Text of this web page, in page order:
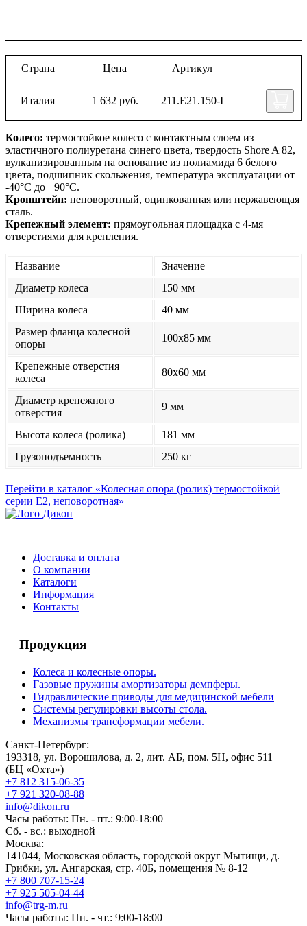
Колесо: термостойкое колесо с контактным слоем из
эластичного полиуретана синего цвета, твердость Shore A 82,
вулканизированным на основание из полиамида 6 белого
цвета, подшипник скольжения, температура эксплуатации от
-40°С до +90°С.
Кронштейн: неповоротный, оцинкованная или нержавеющая
сталь.
Крепежный элемент: прямоугольная площадка с 4-мя
отверстиями для крепления.
Название
Значение
Диаметр колеса
150 мм
Ширина колеса
40 мм
Размер фланца колесной
опоры
100x85 мм
Крепежные отверстия
колеса
80x60 мм
Диаметр крепежного
отверстия
9 мм
Высота колеса (ролика)
181 мм
Грузоподъемность
250 кг
Страна Цена Артикул
Италия 1 632 руб. 211.E21.150-I
Перейти в каталог «Колесная опора (ролик) термостойкой
серии E2, неповоротная»
Доставка и оплата
О компании
Каталоги
Информация
Контакты
Продукция
Колеса и колесные опоры.
Газовые пружины амортизаторы демпферы.
Гидравлические приводы для медицинской мебели
Системы регулировки высоты стола.
Механизмы трансформации мебели.
Санкт-Петербург:
193318, ул. Ворошилова, д. 2, лит. АБ, пом. 5Н, офис 511
(БЦ «Охта»)
+7 812 315-06-35
+7 921 320-08-88
info@dikon.ru
Часы работы: Пн. - пт.: 9:00-18:00
Сб. - вс.: выходной
Москва:
141044, Московская область, городской округ Мытищи, д.
Грибки, ул. Ангарская, стр. 40Б, помещения № 8-12
+7 800 707-15-24
+7 925 505-04-44
info@trg-m.ru
Часы работы: Пн. - чт.: 9:00-18:00